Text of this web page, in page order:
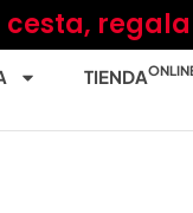
cesta,
TIENDA